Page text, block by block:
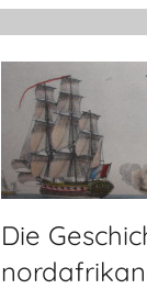
Die